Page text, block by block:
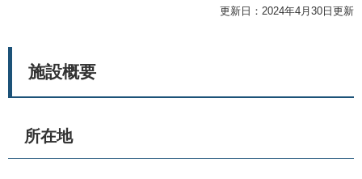
更新日：2024年4月30日更新
施設概要
所在地